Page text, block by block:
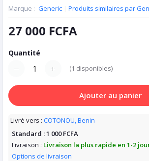
Marque : Generic | Produits similaires par
27 000 FCFA
Quantité
(1 disponibles)
Ajouter au panier
Livré vers : COTONOU, Benin
Standard :1 000 FCFA
Livraison : Livraison la plus rapide en 1-2
Options de livraison